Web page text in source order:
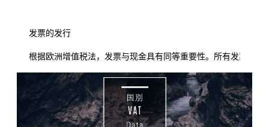
发票的发行
根据欧洲增值税法，发票与现金具有同等重要性。所有发票必